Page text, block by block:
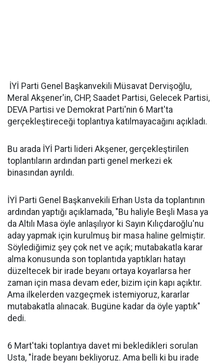
İYİ Parti Genel Başkanvekili Müsavat Dervişoğlu,
Meral Akşener'in, CHP, Saadet Partisi, Gelecek Partisi,
DEVA Partisi ve Demokrat Parti'nin 6 Mart'ta
gerçekleştireceği toplantıya katılmayacağını açıkladı.
Bu arada İYİ Parti lideri Akşener, gerçekleştirilen
toplantıların ardından parti genel merkezi ek
binasından ayrıldı.
İYİ Parti Genel Başkanvekili Erhan Usta da toplantının
ardından yaptığı açıklamada, "Bu haliyle Beşli Masa ya
da Altılı Masa öyle anlaşılıyor ki Sayın Kılıçdaroğlu'nu
aday yapmak için kurulmuş bir masa haline gelmiştir.
Söylediğimiz şey çok net ve açık; mutabakatla karar
alma konusunda son toplantıda yaptıkları hatayı
düzeltecek bir irade beyanı ortaya koyarlarsa her
zaman için masa devam eder, bizim için kapı açıktır.
Ama ilkelerden vazgeçmek istemiyoruz, kararlar
mutabakatla alınacak. Bugüne kadar da öyle yaptık"
dedi.
6 Mart'taki toplantıya davet mi bekledikleri sorulan
Usta, "İrade beyanı bekliyoruz. Ama belli ki bu irade